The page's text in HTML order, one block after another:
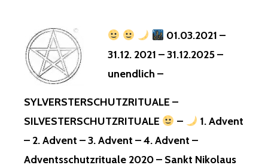
01.03.2021 –
31.12. 2021 – 31.12.2025 –
unendlich –
SYLVERSTERSCHUTZRITUALE –
SILVESTERSCHUTZRITUALE
–
1. Advent
– 2. Advent – 3. Advent – 4. Advent –
Adventsschutzrituale 2020 – Sankt Nikolaus